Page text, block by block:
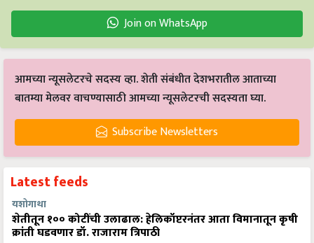
Join on WhatsApp
आमच्या न्यूसलेटरचे सदस्य व्हा. शेती संबंधीत देशभरातील आताच्या
बातम्या मेलवर वाचण्यासाठी आमच्या न्यूसलेटरची सदस्यता घ्या.
Subscribe Newsletters
Latest feeds
यशोगाथा
शेतीतून १०० कोटींची उलाढाल: हेलिकॉप्टरनंतर आता विमानातून कृषी
क्रांती घडवणार डॉ. राजाराम त्रिपाठी